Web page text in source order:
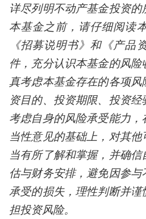
详尽列明不动产基金投资
本基金之前，请仔细阅读
《招募说明书》和《产品
件，充分认识本基金的风
真考虑本基金存在的各项
资目的、投资期限、投资
考虑自身的风险承受能力
当性意见的基础上，对其
当有所了解和掌握，并确
估与财务安排，避免因参
承受的损失，理性判断并
担投资风险。